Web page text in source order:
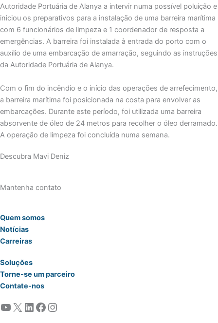
Autoridade Portuária de Alanya a intervir numa possível poluição e
iniciou os preparativos para a instalação de uma barreira marítima
com 6 funcionários de limpeza e 1 coordenador de resposta a
emergências. A barreira foi instalada à entrada do porto com o
auxílio de uma embarcação de amarração, seguindo as instruções
da Autoridade Portuária de Alanya.
Com o fim do incêndio e o início das operações de arrefecimento,
a barreira marítima foi posicionada na costa para envolver as
embarcações. Durante este período, foi utilizada uma barreira
absorvente de óleo de 24 metros para recolher o óleo derramado.
A operação de limpeza foi concluída numa semana.
Descubra Mavi Deniz
Mantenha contato
Quem somos
Notícias
Carreiras
Soluções
Torne-se um parceiro
Contate-nos
YouTube X LinkedIn Facebook Instagram